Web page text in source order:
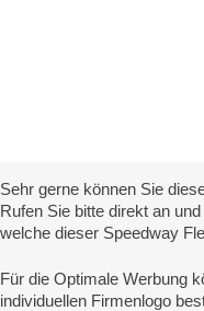
Sehr gerne können Sie
Rufen Sie bitte direkt an
welche dieser Speedway
Für die Optimale Werbung
individuellen Firmenlogo